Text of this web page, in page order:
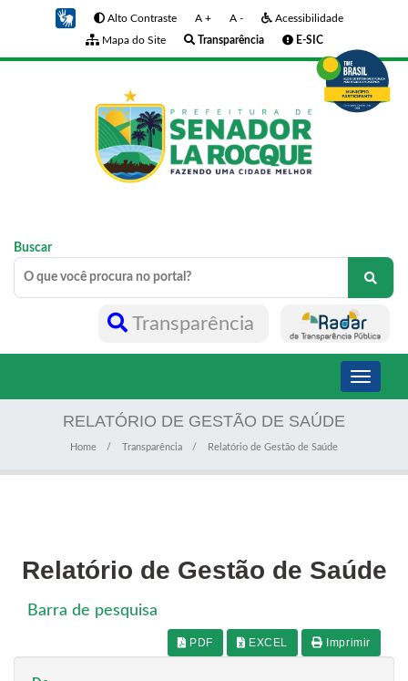
Alto Contraste A + A -
Acessibilidade
Mapa do Site
Transparência E-SIC
Buscar
Transparência
Toggle
RELATÓRIO DE GESTÃO DE SAÚDE
Home Transparência Relatório de Gestão de Saúde
Relatório de Gestão de Saúde
Barra de pesquisa
PDF EXCEL Imprimir